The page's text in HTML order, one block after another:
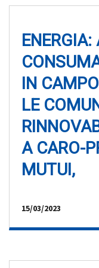
IN
LE
A CARO-
MUTUI,
15/03/2023